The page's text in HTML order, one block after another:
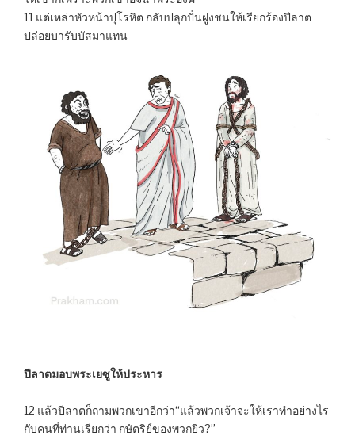
11 แต่เหล่าหัวหน้าปุโรหิต กลับปลุกปั่นฝูงชนให้เรียกร้องปีลาต
ปล่อยบารับบัสมาแทน
ปีลาตมอบพระเยซูให้ประหาร
12 แล้วปีลาตก็ถามพวกเขาอีกว่า“แล้วพวกเจ้าจะให้เราทำอย่างไร
กับคนที่ท่านเรียกว่า กษัตริย์ของพวกยิว?”